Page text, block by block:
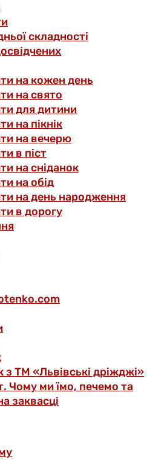
складності
на кожен день
на свято
для дитини
на пікнік
на вечерю
в піст
на сніданок
на обід
на день народження
в дорогу
з ТМ «Львівські дріжджі»
Чому ми їмо, печемо та
заквасці